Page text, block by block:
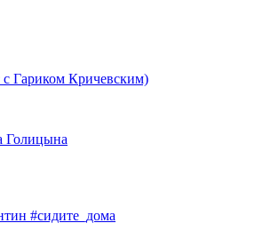
с Гариком Кричевским)
Голицына
#сидите_дома